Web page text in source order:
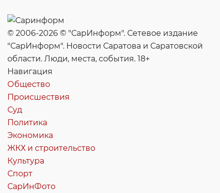
© 2006-2026 © "СарИнформ". Сетевое издание
"СарИнформ". Новости Саратова и Саратовской
области. Люди, места, события. 18+
Навигация
Общество
Происшествия
Суд
Политика
Экономика
ЖКХ и строительство
Культура
Спорт
СарИнФото